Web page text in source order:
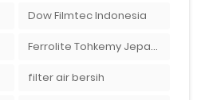
Dow Filmtec Indonesia
Ferrolite Tohkemy Jepang Indonesia
filter air bersih